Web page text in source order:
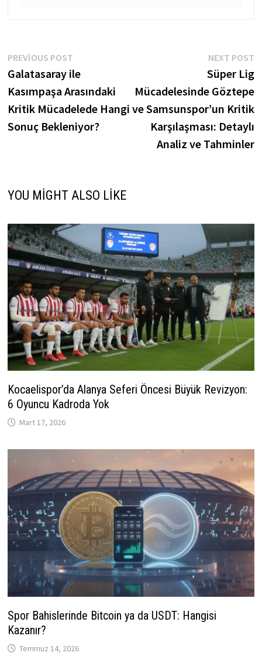
Yazı
gezinmesi
PREVIOUS POSTPrevious
post:
Galatasaray ile
Kasımpaşa Arasındaki
Kritik Mücadelede Hangi
Sonuç Bekleniyor?
NEXT POST
Süper Lig
Mücadelesinde Göztepe
ve Samsunspor’un Kritik
Karşılaşması: Detaylı
Analiz ve Tahminler
YOU MIGHT ALSO LIKE
Kocaelispor’da Alanya Seferi Öncesi Büyük Revizyon:
6 Oyuncu Kadroda Yok
Mart 17, 2026
Spor Bahislerinde Bitcoin ya da USDT: Hangisi
Kazanır?
Temmuz 14, 2026